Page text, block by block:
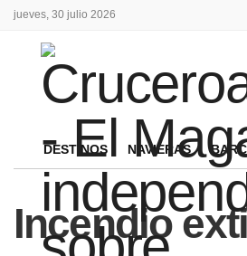
jueves, 30 julio 2026
DESTINOS NAVIERAS
Incendio